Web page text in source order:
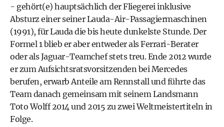
- gehört(e) hauptsächlich der Fliegerei inklusive
Absturz einer seiner Lauda-Air-Passagiermaschinen
(1991), für Lauda die bis heute dunkelste Stunde. Der
Formel 1 blieb er aber entweder als Ferrari-Berater
oder als Jaguar-Teamchef stets treu. Ende 2012 wurde
er zum Aufsichtsratsvorsitzenden bei Mercedes
berufen, erwarb Anteile am Rennstall und führte das
Team danach gemeinsam mit seinem Landsmann
Toto Wolff 2014 und 2015 zu zwei Weltmeistertiteln in
Folge.